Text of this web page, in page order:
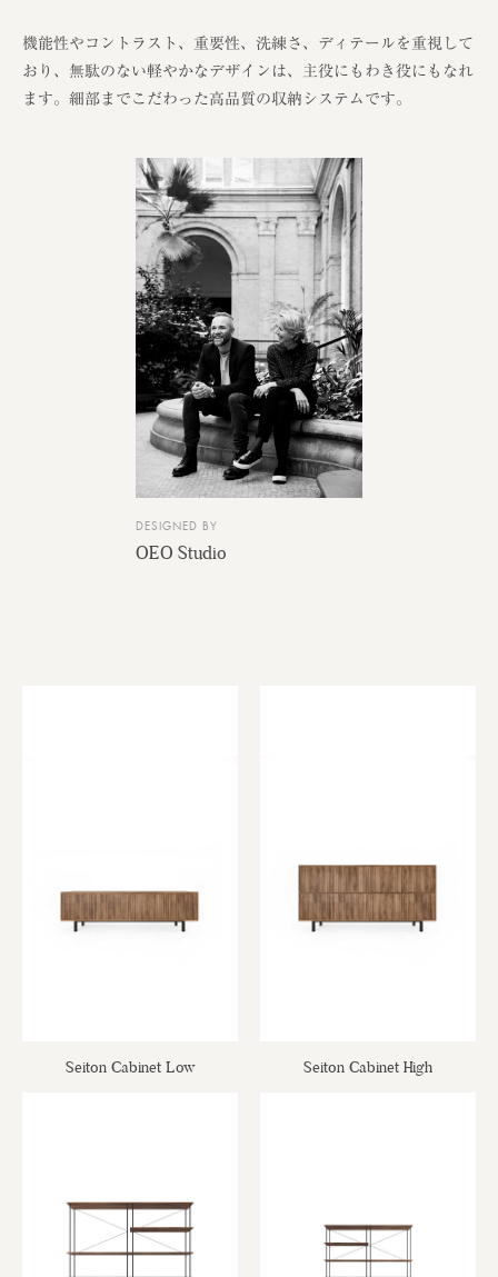
機能性やコントラスト、重要性、洗練さ、ディテールを重視して
おり、無駄のない軽やかなデザインは、主役にもわき役にもなれ
ます。細部までこだわった高品質の収納システムです。
DESIGNED BY
OEO Studio
Seiton Cabinet Low Seiton Cabinet High